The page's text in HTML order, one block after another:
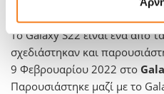
Το Galaxy S22 είναι ένα από
σχεδιάστηκαν και
9 Φεβρουαρίου 2022 στο
Παρουσιάστηκε μαζί με το